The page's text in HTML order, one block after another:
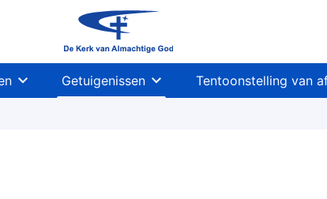
Getuigenissen Tentoonstelling van